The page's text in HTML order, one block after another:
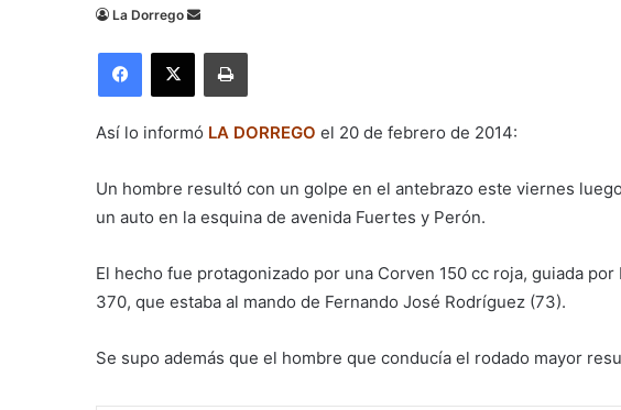
La Dorrego
Send
email
Facebook
X Imprimir
Así lo informó LA DORREGO el 20 de febrero de 2014:
Un hombre resultó con un golpe en el antebrazo este viernes
un auto en la esquina de avenida Fuertes y Perón.
El hecho fue protagonizado por una Corven 150 cc roja, guiada
370, que estaba al mando de Fernando José Rodríguez (73).
Se supo además que el hombre que conducía el rodado mayor